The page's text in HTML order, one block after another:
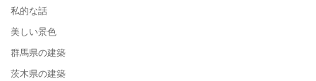
私的な話
美しい景色
群馬県の建築
茨木県の建築